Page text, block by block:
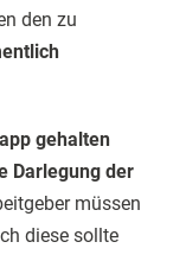
den zu
gehalten
Darlegung der
müssen
diese sollte